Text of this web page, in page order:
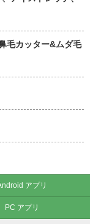
毛カッター&ムダ毛
アプリ
PC アプリ